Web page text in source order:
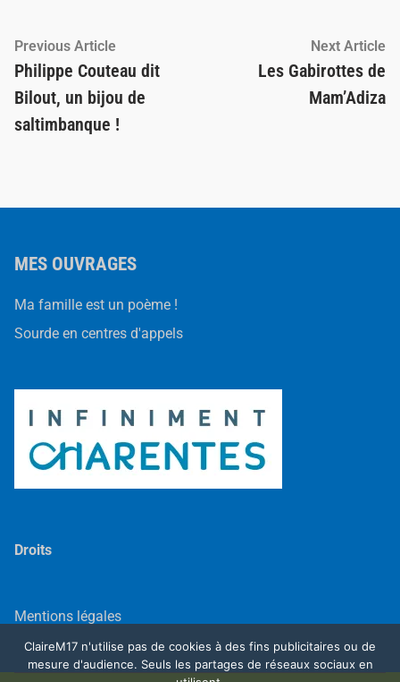
Navigation
de
l’article
Previous Article
article:
Philippe Couteau dit
Bilout, un bijou de
saltimbanque !
Next Article
Les Gabirottes de
Mam’Adiza
MES OUVRAGES
Ma famille est un poème !
Sourde en centres d'appels
Droits
Mentions légales
ClaireM17 n'utilise pas de cookies à des fins publicitaires ou de
mesure d'audience. Seuls les partages de réseaux sociaux en